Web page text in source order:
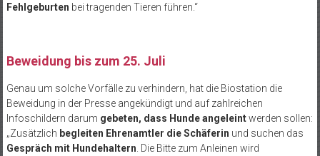
Fehlgeburten bei tragenden Tieren führen.“
Beweidung bis zum 25. Juli
Genau um solche Vorfälle zu verhindern, hat die Biostation die
Beweidung in der Presse angekündigt und auf zahlreichen
Infoschildern darum gebeten, dass Hunde angeleintwerden sollen:
„Zusätzlich begleiten Ehrenamtler die Schäferin und suchen das
Gespräch mit Hundehaltern . Die Bitte zum Anleinen wird